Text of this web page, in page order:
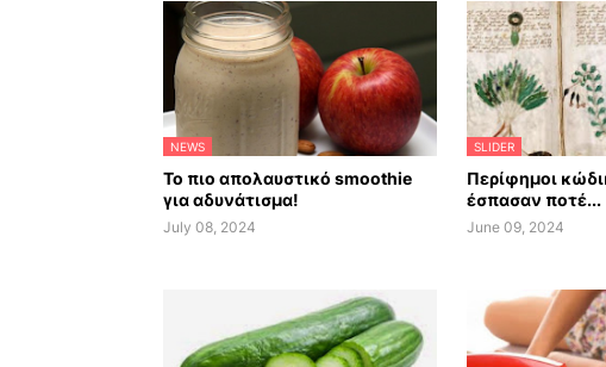
NEWS
Το πιο απολαυστικό smoothie
για αδυνάτισμα!
July 08, 2024
SLIDER
Περίφημοι
έσπασαν ποτέ...
June 09, 2024